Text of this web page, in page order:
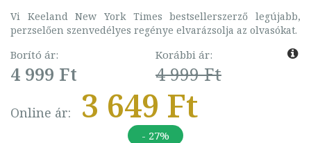
Vi Keeland New York Times bestsellerszerző legújabb,
perzselően szenvedélyes regénye elvarázsolja az olvasókat.
Borító ár:
4 999 Ft
Korábbi ár:
4 999 Ft
Online ár: 3 649 Ft
- 27%